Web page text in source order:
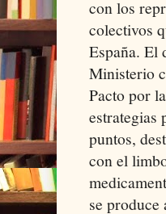
con los
colectivos
España. El
Ministerio
Pacto por
estrategias
puntos,
con el
se